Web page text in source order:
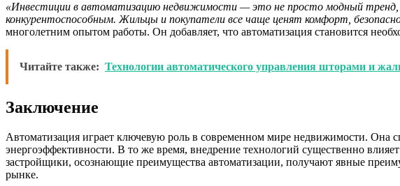
«Инвестиции в автоматизацию недвижимости — это не просто модный тренд,
конкурентоспособным. Жильцы и покупатели все чаще ценят комфорт,
многолетним опытом работы. Он добавляет, что автоматизация становится
Читайте также: Технологии автоматического управления шторами и
Заключение
Автоматизация играет ключевую роль в современном мире недвижимости. Она
энергоэффективности. В то же время, внедрение технологий существенно
застройщики, осознающие преимущества автоматизации, получают явные
рынке.